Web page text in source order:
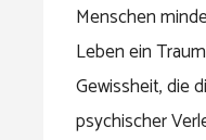
Menschen
Leben ein
Gewissheit, die
psychischer